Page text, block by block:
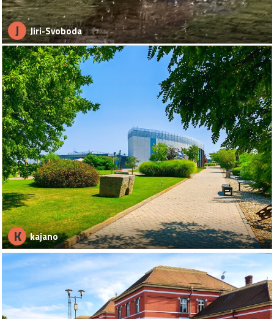
J Jiri-Svoboda
K kajano